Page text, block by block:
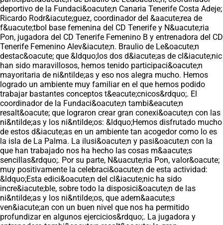
deportivo de la Fundaci&oacute;n Canaria Tenerife Costa Adeje;
Ricardo Rodr&iacute;guez, coordinador del &aacute;rea de
f&uacute;tbol base femenina del CD Tenerife y N&uacute;ria
Pon, jugadora del CD Tenerife Femenino B y entrenadora del CD
Tenerife Femenino Alev&iacute;n. Braulio de Le&oacute;n
destac&oacute; que &ldquo;los dos d&iacute;as de cl&iacute;nic
han sido maravillosos, hemos tenido participaci&oacute;n
mayoritaria de ni&ntilde;as y eso nos alegra mucho. Hemos
logrado un ambiente muy familiar en el que hemos podido
trabajar bastantes conceptos t&eacute;cnicos&rdquo;. El
coordinador de la Fundaci&oacute;n tambi&eacute;n
resalt&oacute; que lograron crear gran conexi&oacute;n con las
ni&ntilde;as y los ni&ntilde;os: &ldquo;Hemos disfrutado mucho
de estos d&iacute;as en un ambiente tan acogedor como lo es
la isla de La Palma. La ilusi&oacute;n y pasi&oacute;n con la
que han trabajado nos ha hecho las cosas m&aacute;s
sencillas&rdquo;. Por su parte, N&uacute;ria Pon, valor&oacute;
muy positivamente la celebraci&oacute;n de esta actividad:
&ldquo;Esta edici&oacute;n del cl&iacute;nic ha sido
incre&iacute;ble, sobre todo la disposici&oacute;n de las
ni&ntilde;as y los ni&ntilde;os, que adem&aacute;s
ven&iacute;an con un buen nivel que nos ha permitido
profundizar en algunos ejercicios&rdquo;. La jugadora y